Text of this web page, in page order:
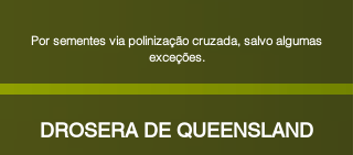
Por sementes via polinização cruzada, salvo algumas
exceções.
DROSERA DE QUEENSLAND